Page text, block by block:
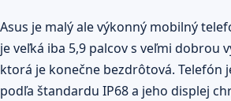
Asus je malý ale výkonný mobilný
je veľká iba 5,9 palcov s veľmi dobrou
ktorá je konečne bezdrôtová. Telefón
podľa štandardu IP68 a jeho displej